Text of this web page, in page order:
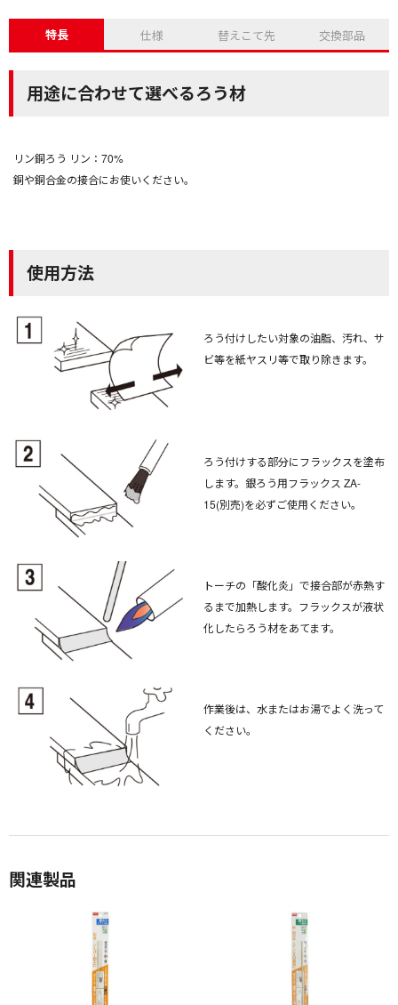
特長 仕様 替えこて先 交換部品
用途に合わせて選べるろう材
リン銅ろう リン：70%
銅や銅合金の接合にお使いください。
使用方法
ろう付けしたい対象の油脂、汚れ、サ
ビ等を紙ヤスリ等で取り除きます。
ろう付けする部分にフラックスを塗布
します。銀ろう用フラックス ZA-
15(別売)を必ずご使用ください。
トーチの「酸化炎」で接合部が赤熱す
るまで加熱します。フラックスが液状
化したらろう材をあてます。
作業後は、水またはお湯でよく洗って
ください。
関連製品